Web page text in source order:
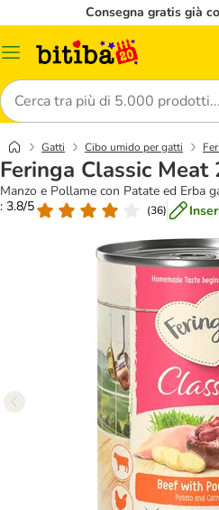
Consegna gratis già
Overview
Cerca
Gatti Cibo umido per gatti
Feringa Classic Meat
Manzo e Pollame con Patate ed Erba
: 3.8/5
(36)